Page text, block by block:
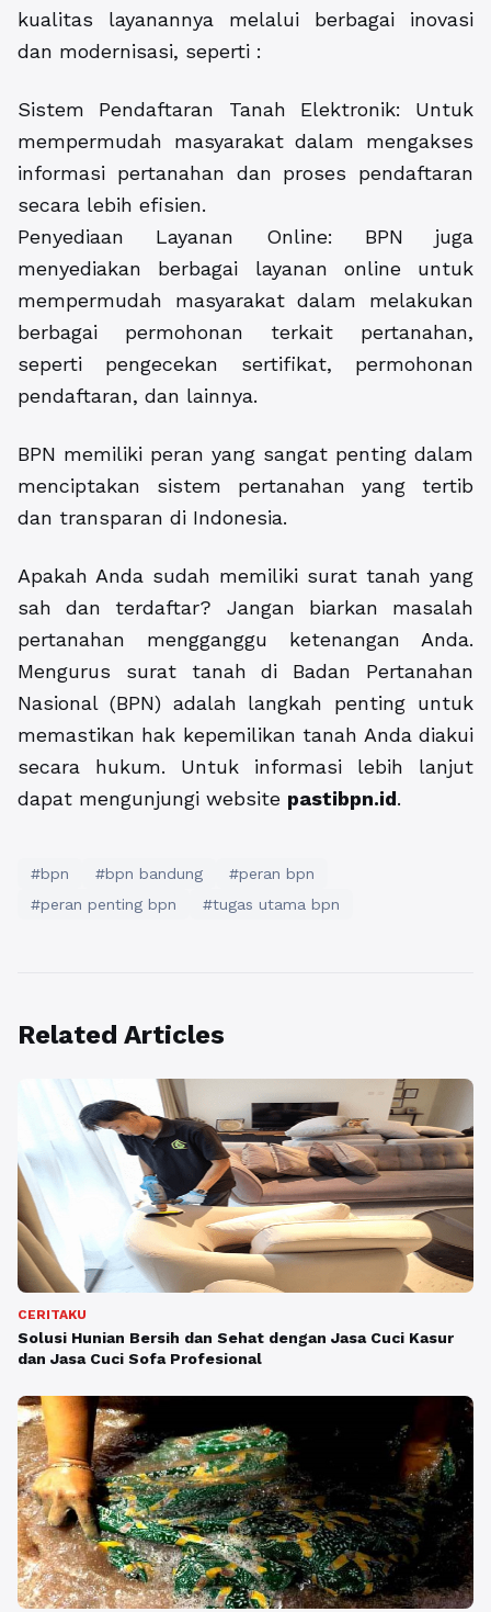
kualitas layanannya melalui berbagai inovasi
dan modernisasi, seperti :
Sistem Pendaftaran Tanah Elektronik: Untuk
mempermudah masyarakat dalam mengakses
informasi pertanahan dan proses pendaftaran
secara lebih efisien.
Penyediaan Layanan Online: BPN juga
menyediakan berbagai layanan online untuk
mempermudah masyarakat dalam melakukan
berbagai permohonan terkait pertanahan,
seperti pengecekan sertifikat, permohonan
pendaftaran, dan lainnya.
BPN memiliki peran yang sangat penting dalam
menciptakan sistem pertanahan yang tertib
dan transparan di Indonesia.
Apakah Anda sudah memiliki surat tanah yang
sah dan terdaftar? Jangan biarkan masalah
pertanahan mengganggu ketenangan Anda.
Mengurus surat tanah di Badan Pertanahan
Nasional (BPN) adalah langkah penting untuk
memastikan hak kepemilikan tanah Anda diakui
secara hukum. Untuk informasi lebih lanjut
dapat mengunjungi website pastibpn.id.
#bpn #bpn bandung
#peran bpn
#peran penting bpn
#tugas utama bpn
Related Articles
CERITAKU
Solusi Hunian Bersih dan Sehat dengan Jasa Cuci Kasur
dan Jasa Cuci Sofa Profesional